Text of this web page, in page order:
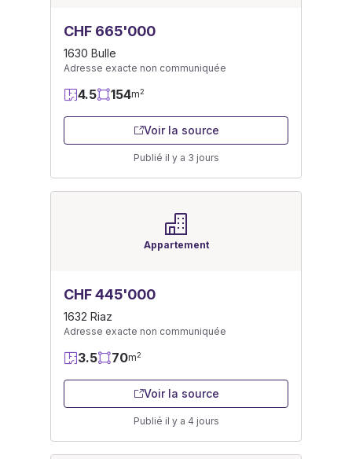
CHF 665'000
1630 Bulle
Adresse exacte non communiquée
4.5 154m2
Voir la source
Publié il y a 3 jours
Appartement
CHF 445'000
1632 Riaz
Adresse exacte non communiquée
3.5 70m2
Voir la source
Publié il y a 4 jours